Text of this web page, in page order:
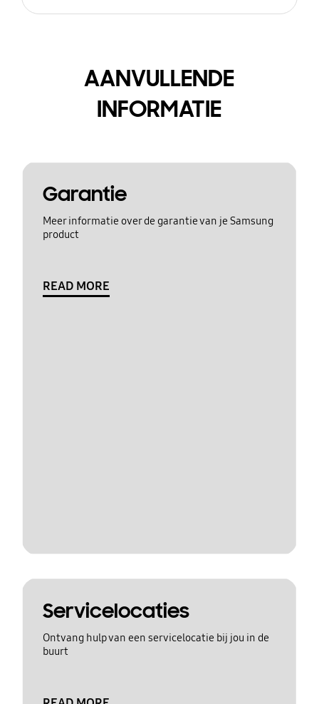
AANVULLENDE
INFORMATIE
Garantie
Meer informatie over de garantie van je Samsung
product
READ MORE
Servicelocaties
Ontvang hulp van een servicelocatie bij jou in de
buurt